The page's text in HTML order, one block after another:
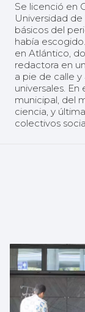
Se licenció en
Universidad
básicos del
había
en Atlántico,
redactora en
a pie de calle
universales.
municipal, del
ciencia, y
colectivos